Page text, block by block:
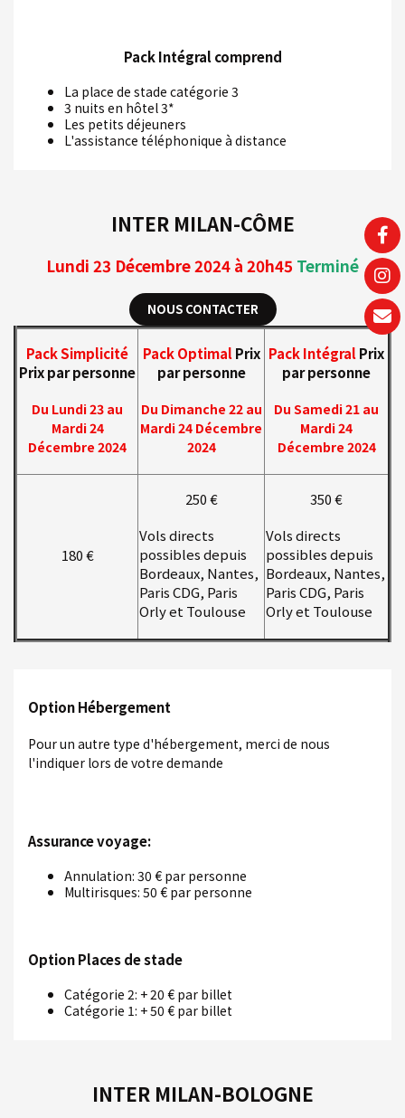
Pack Intégral comprend
La place de stade catégorie 3
3 nuits en hôtel 3*
Les petits déjeuners
L'assistance téléphonique à distance
INTER MILAN-CÔME
Lundi 23 Décembre2024 à 20h45 Terminé
NOUS CONTACTER
Pack Simplicité
Prix par personne
Du Lundi 23 au
Mardi 24
Décembre 2024
Pack Optimal Prix
par personne
Du Dimanche 22 au
Mardi 24 Décembre
2024
Pack Intégral Prix
par personne
Du Samedi 21 au
Mardi 24
Décembre 2024
180 €
250 €
Vols directs
possibles depuis
Bordeaux, Nantes,
Paris CDG, Paris
Orly et Toulouse
350 €
Vols directs
possibles depuis
Bordeaux, Nantes,
Paris CDG, Paris
Orly et Toulouse
Option Hébergement
Pour un autre type d'hébergement, merci de nous
l'indiquer lors de votre demande
Assurance voyage:
Annulation: 30 € par personne
Multirisques: 50 € par personne
Option Places de stade
Catégorie 2: + 20 € par billet
Catégorie 1: + 50 € par billet
INTER MILAN-BOLOGNE